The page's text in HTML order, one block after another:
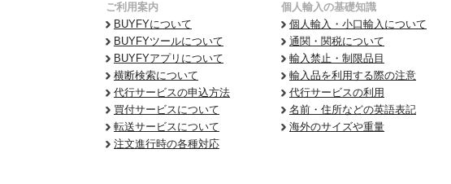
ご利用案内
BUYFYについて
BUYFYツールについて
BUYFYアプリについて
横断検索について
代行サービスの申込方法
買付サービスについて
転送サービスについて
注文進行時の各種対応
個人輸入の基礎知識
個人輸入・小口輸入について
通関・関税について
輸入禁止・制限品目
輸入品を利用する際の注意
代行サービスの利用
名前・住所などの英語表記
海外のサイズや重量